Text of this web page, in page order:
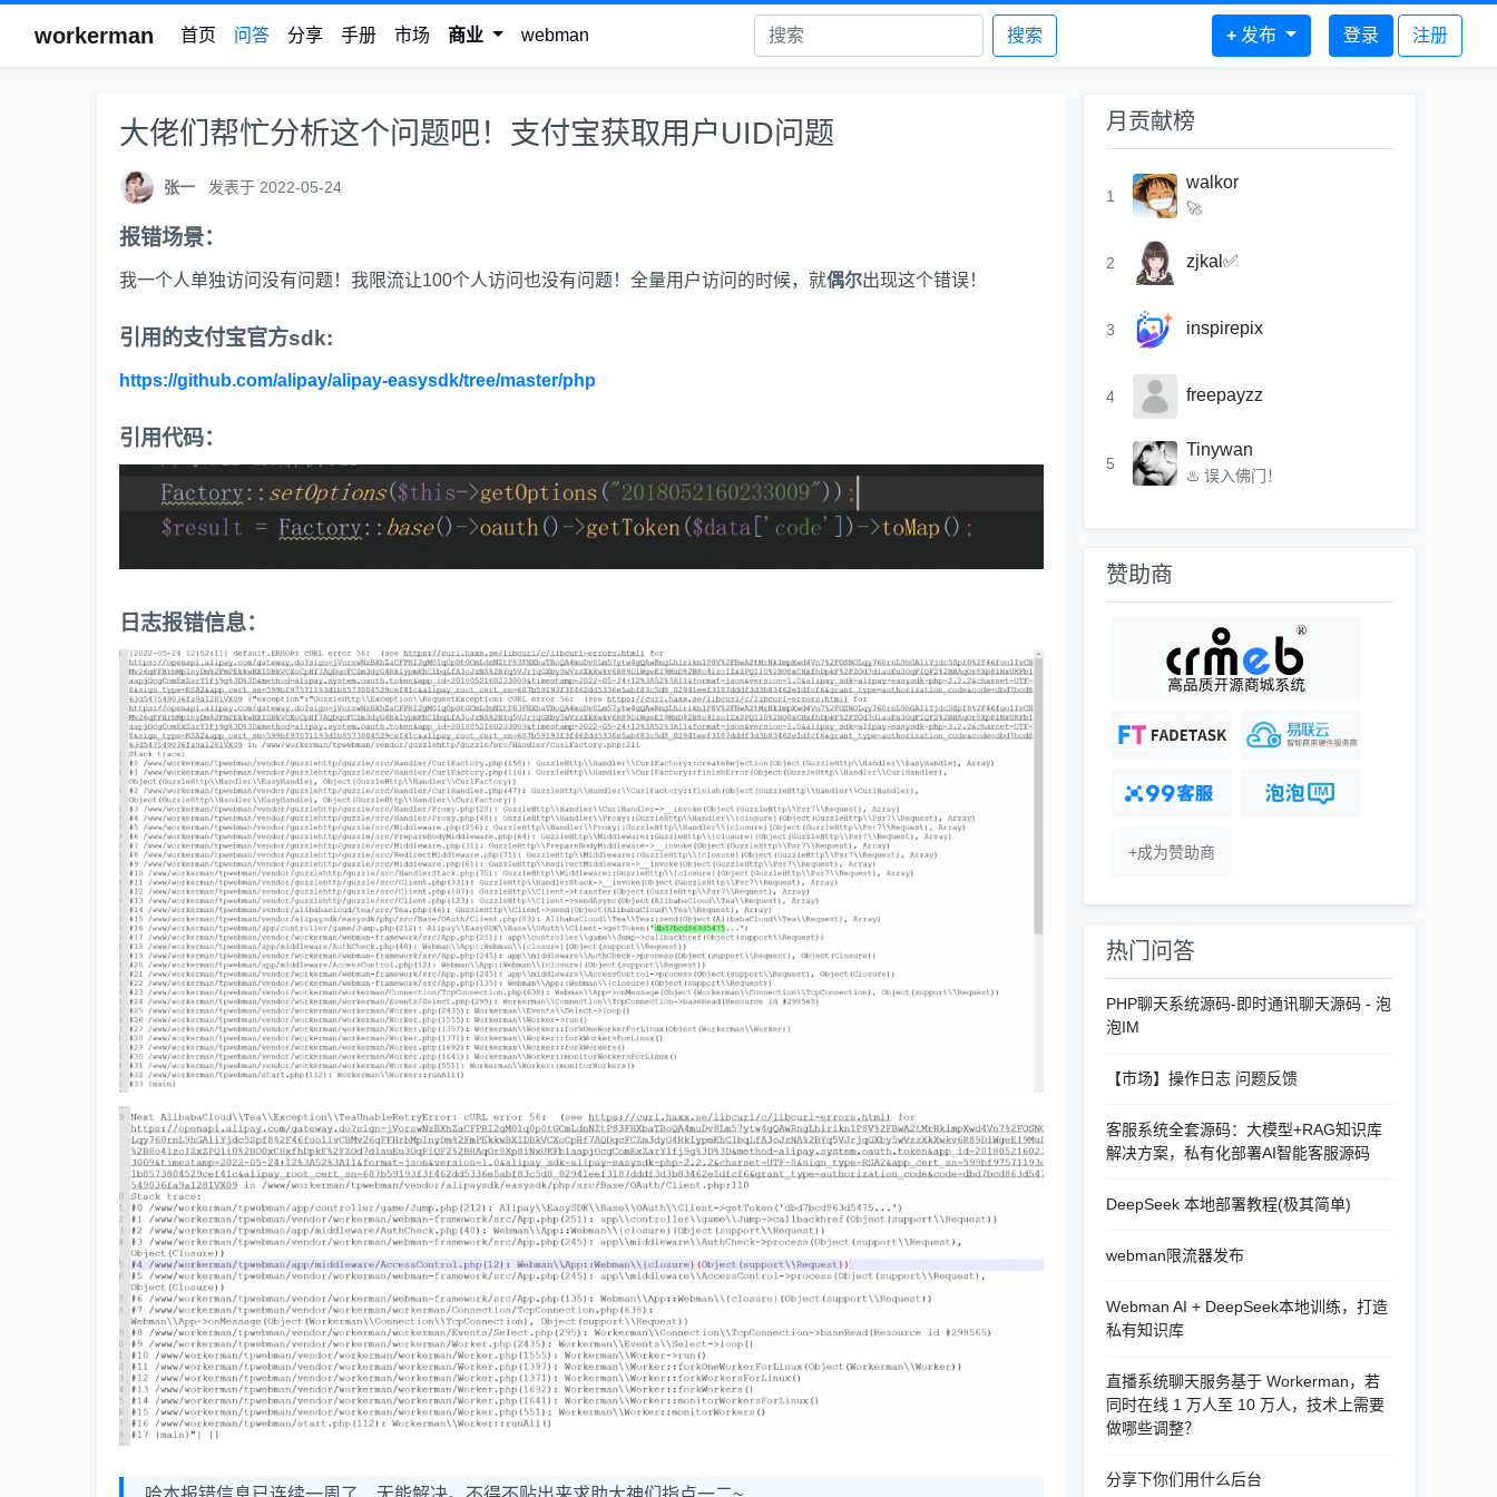
workerman 首页 问答 分享 手册 市场 商业 webman 搜索 + 发布 登录 注册
大佬们帮忙分析这个问题吧！支付宝获取用户UID问题
张一 发表于 2022-05-24
报错场景：
我一个人单独访问没有问题！我限流让100个人访问也没有问题！全量用户访问的时候，就偶尔出现这个错误！
引用的支付宝官方sdk:
https://github.com/alipay/alipay-easysdk/tree/master/php
引用代码：
日志报错信息：
月贡献榜
1
walkor
🚀
2 zjkal✅
3 inspirepix
4 freepayzz
5
Tinywan
♨️ 误入佛门！
赞助商
+成为赞助商
热门问答
PHP聊天系统源码-即时通讯聊天源码 - 泡
泡IM
【市场】操作日志 问题反馈
客服系统全套源码：大模型+RAG知识库
解决方案，私有化部署AI智能客服源码
DeepSeek 本地部署教程(极其简单)
webman限流器发布
Webman AI + DeepSeek本地训练，打造
私有知识库
直播系统聊天服务基于 Workerman，若
同时在线 1 万人至 10 万人，技术上需要
做哪些调整？
分享下你们用什么后台